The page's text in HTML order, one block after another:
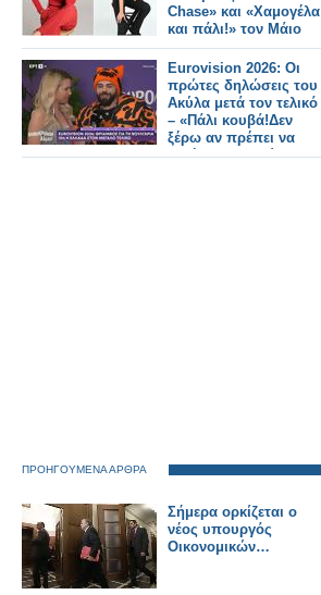
Chase» και «Χαμογέλα
και πάλι!» τον Μάιο
Eurovision 2026: Οι
πρώτες δηλώσεις του
Ακύλα μετά τον τελικό
– «Πάλι κουβά!Δεν
ξέρω αν πρέπει να
ζητήσω συγγνώμη»
ΠΡΟΗΓΟΥΜΕΝΑ ΑΡΘΡΑ
Σήμερα ορκίζεται ο
νέος υπουργός
Οικονομικών…